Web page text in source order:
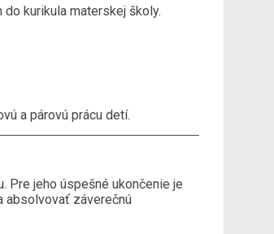
kurikula materskej školy.
a párovú prácu detí.
Pre jeho úspešné ukončenie je
absolvovať záverečnú